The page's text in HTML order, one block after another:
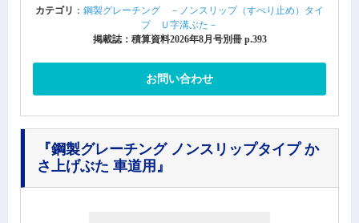
カテゴリ ： 鋼製グレーチング －ノンスリップ（すべり止め）タイ
プ Ｕ字溝ぶた－
掲載誌：積算資料2026年8月号別冊 p.393
お問い合わせ
『鋼製グレーチング ノンスリップタイプ か
さ上げぶた 車道用』